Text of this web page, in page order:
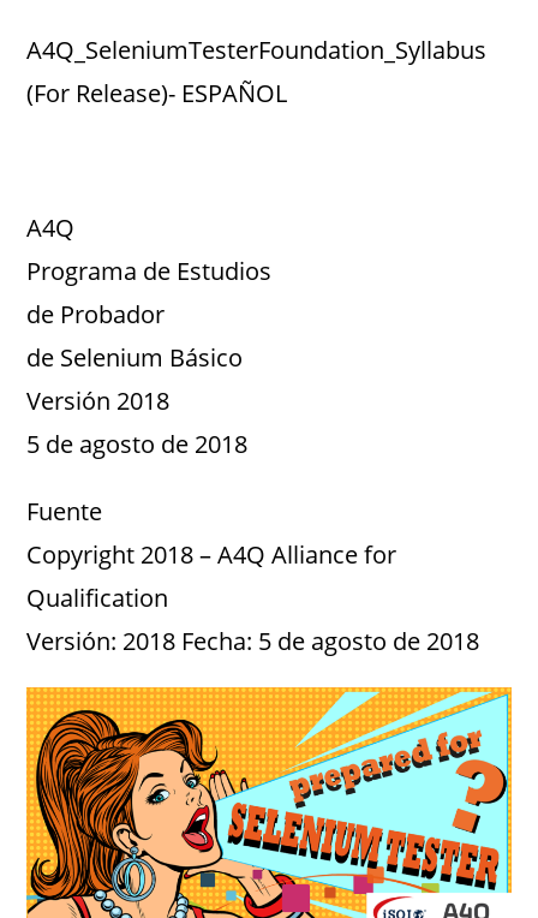
A4Q_SeleniumTesterFoundation_Syllabus
(For Release)- ESPAÑOL
A4Q
Programa de Estudios
de Probador
de Selenium Básico
Versión 2018
5 de agosto de 2018
Fuente
Copyright 2018 – A4Q Alliance for
Qualification
Versión: 2018 Fecha: 5 de agosto de 2018